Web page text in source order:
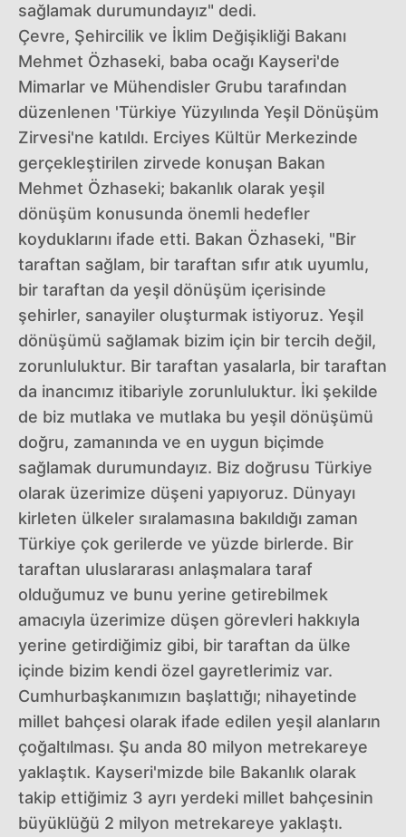
sağlamak durumundayız" dedi.
Çevre, Şehircilik ve İklim Değişikliği Bakanı
Mehmet Özhaseki, baba ocağı Kayseri'de
Mimarlar ve Mühendisler Grubu tarafından
düzenlenen 'Türkiye Yüzyılında Yeşil Dönüşüm
Zirvesi'ne katıldı. Erciyes Kültür Merkezinde
gerçekleştirilen zirvede konuşan Bakan
Mehmet Özhaseki; bakanlık olarak yeşil
dönüşüm konusunda önemli hedefler
koyduklarını ifade etti. Bakan Özhaseki, "Bir
taraftan sağlam, bir taraftan sıfır atık uyumlu,
bir taraftan da yeşil dönüşüm içerisinde
şehirler, sanayiler oluşturmak istiyoruz. Yeşil
dönüşümü sağlamak bizim için bir tercih değil,
zorunluluktur. Bir taraftan yasalarla, bir taraftan
da inancımız itibariyle zorunluluktur. İki şekilde
de biz mutlaka ve mutlaka bu yeşil dönüşümü
doğru, zamanında ve en uygun biçimde
sağlamak durumundayız. Biz doğrusu Türkiye
olarak üzerimize düşeni yapıyoruz. Dünyayı
kirleten ülkeler sıralamasına bakıldığı zaman
Türkiye çok gerilerde ve yüzde birlerde. Bir
taraftan uluslararası anlaşmalara taraf
olduğumuz ve bunu yerine getirebilmek
amacıyla üzerimize düşen görevleri hakkıyla
yerine getirdiğimiz gibi, bir taraftan da ülke
içinde bizim kendi özel gayretlerimiz var.
Cumhurbaşkanımızın başlattığı; nihayetinde
millet bahçesi olarak ifade edilen yeşil alanların
çoğaltılması. Şu anda 80 milyon metrekareye
yaklaştık. Kayseri'mizde bile Bakanlık olarak
takip ettiğimiz 3 ayrı yerdeki millet bahçesinin
büyüklüğü 2 milyon metrekareye yaklaştı.